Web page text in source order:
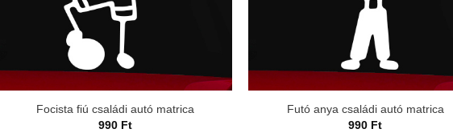
Focista fiú családi autó matrica
990 Ft
Futó anya családi autó matrica
990 Ft